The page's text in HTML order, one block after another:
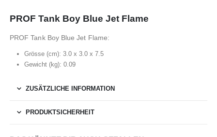
PROF Tank Boy Blue Jet Flame
PROF Tank Boy Blue Jet Flame:
Grösse (cm): 3.0 x 3.0 x 7.5
Gewicht (kg): 0.09
ZUSÄTZLICHE INFORMATION
PRODUKTSICHERHEIT